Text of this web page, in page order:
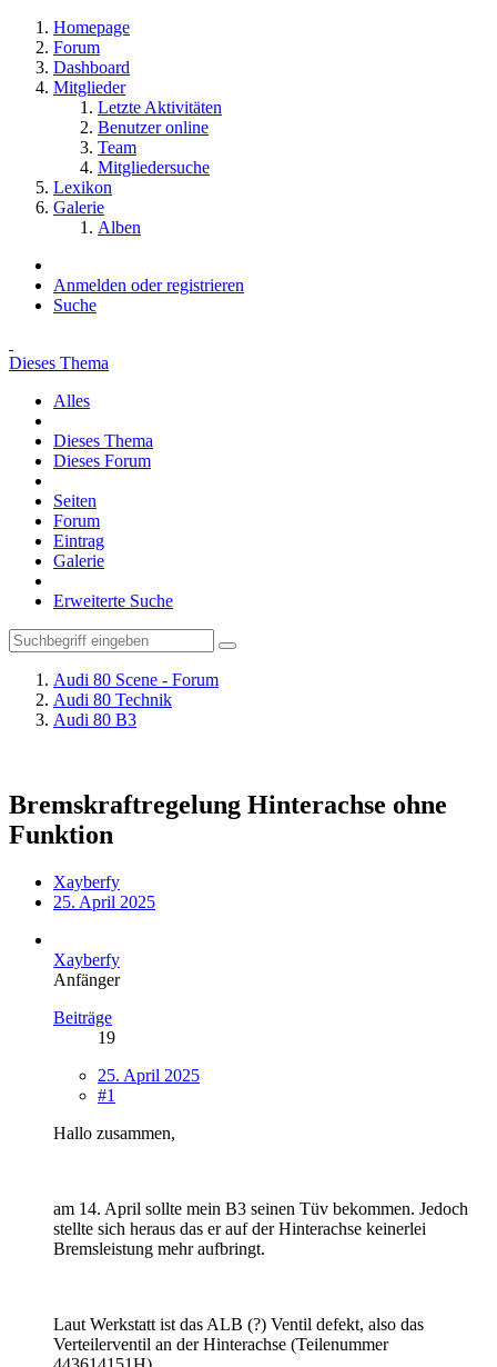
Homepage
Forum
Dashboard
Mitglieder
Letzte Aktivitäten
Benutzer online
Team
Mitgliedersuche
Lexikon
Galerie
Alben
Anmelden oder registrieren
Suche
Dieses Thema
Alles
Dieses Thema
Dieses Forum
Seiten
Forum
Eintrag
Galerie
Erweiterte Suche
Audi 80 Scene - Forum
Audi 80 Technik
Audi 80 B3
Bremskraftregelung Hinterachse ohne
Funktion
Xayberfy
25. April 2025
Xayberfy
Anfänger
Beiträge
19
25. April 2025
#1
Hallo zusammen,
am 14. April sollte mein B3 seinen Tüv bekommen. Jedoch
stellte sich heraus das er auf der Hinterachse keinerlei
Bremsleistung mehr aufbringt.
Laut Werkstatt ist das ALB (?) Ventil defekt, also das
Verteilerventil an der Hinterachse (Teilenummer